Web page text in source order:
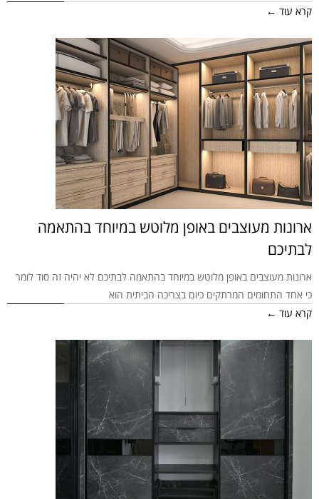
קרא עוד ←
ארונות מעוצבים באופן מלוטש במיוחד בהתאמה
לבתיכם
ארונות מעוצבים באופן מלוטש במיוחד בהתאמה לבתיכם לא יהיה זה סוד לומר
כי אחד התחומים המרתקים כיום בצריכה הביתית הוא
קרא עוד ←